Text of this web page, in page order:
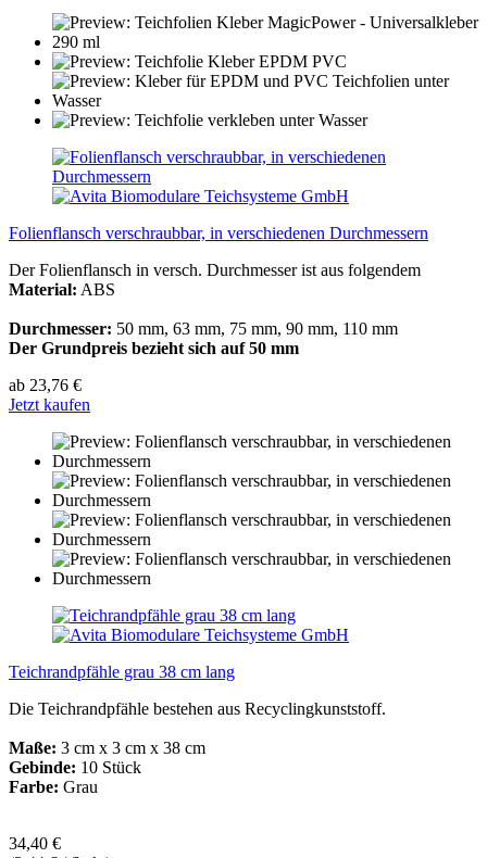
Folienflansch verschraubbar, in verschiedenen Durchmessern
Der Folienflansch in versch. Durchmesser ist aus folgendem
Material: ABS
Durchmesser: 50 mm, 63 mm, 75 mm, 90 mm, 110 mm
Der Grundpreis bezieht sich auf 50 mm
ab 23,76 €
Jetzt kaufen
Teichrandpfähle grau 38 cm lang
Die Teichrandpfähle bestehen aus Recyclingkunststoff.
Maße: 3 cm x 3 cm x 38 cm
Gebinde: 10 Stück
Farbe: Grau
34,40 €